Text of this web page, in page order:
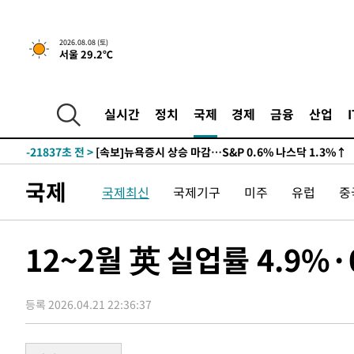
2026.08.08 (토)
서울 29.2℃
실시간 정치 국제 경제 금융 산업
-28711초 전 >
'최고 37도' 폭염 지속…강원동해안 최대 150㎜ 비
[속보]뉴욕증시 상승 마감…S&P 0.6% 나스닥 1.3%↑
-28711초 전 > '최고 37도' 폭염 지속…강원동해안 최대 150㎜ 비
국제 국제최신 국제기구 미주 유럽
12~2월 英 실업률
등록 2026.04.21 22:36:37